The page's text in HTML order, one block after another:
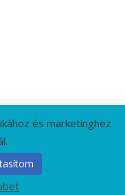
ÁSZF
©
és marketinghez